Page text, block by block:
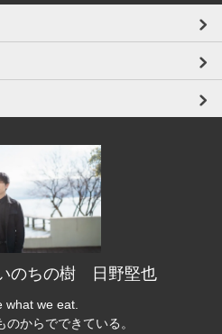
のちの樹 日野堅也
what we eat.
からでできている。